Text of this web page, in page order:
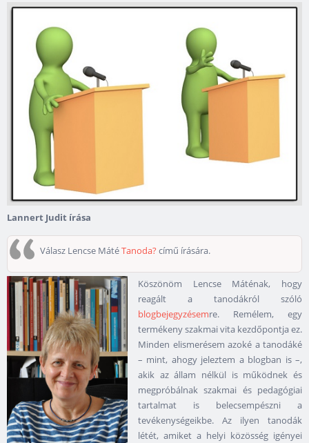
Lannert Judit írása
Válasz Lencse MátéTanoda?című írására.
Köszönöm Lencse Máténak, hogy
reagált a tanodákról szóló
blogbejegyzésemre. Remélem, egy
termékeny szakmai vita kezdőpontja ez.
Minden elismerésem azoké a tanodáké
– mint, ahogy jeleztem a blogban is –,
akik az állam nélkül is működnek és
megpróbálnak szakmai és pedagógiai
tartalmat is belecsempészni a
tevékenységeikbe. Az ilyen tanodák
létét, amiket a helyi közösség igényei